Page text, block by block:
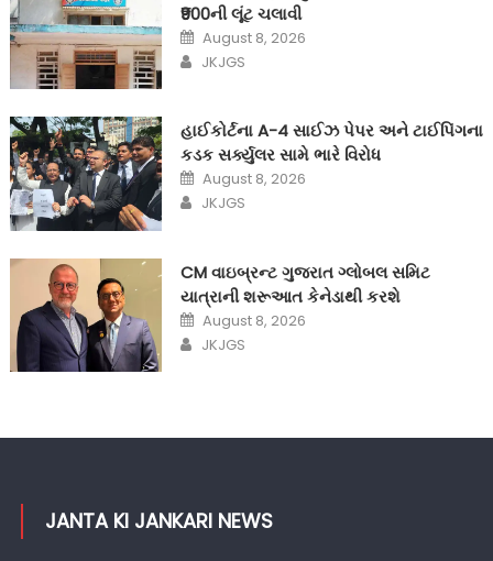
₹900ની લૂંટ ચલાવી
Posted
on
August 8, 2026
Author
JKJGS
હાઈકોર્ટના A-4 સાઈઝ પેપર અને ટાઈપિંગના
કડક સર્ક્યુલર સામે ભારે વિરોધ
Posted
on
August 8, 2026
Author
JKJGS
CM વાઇબ્રન્ટ ગુજરાત ગ્લોબલ સમિટ
યાત્રાની શરૂઆત કેનેડાથી કરશે
Posted
on
August 8, 2026
Author
JKJGS
JANTA KI JANKARI NEWS